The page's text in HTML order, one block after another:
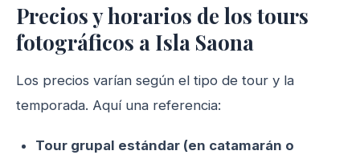
Precios y horarios de los tours
fotográficos a Isla Saona
Los precios varían según el tipo de tour y la
temporada. Aquí una referencia:
Tour grupal estándar (en catamarán o